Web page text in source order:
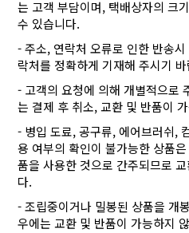
는 고객 부담이며, 택배상자의 크
수 있습니다.
- 주소, 연락처 오류로 인한 반송
락처를 정확하게 기재해 주시기
- 고객의 요청에 의해 개별적으로
는 결제 후 취소, 교환 및 반품이
- 병입 도료, 공구류, 에어브러쉬,
용 여부의 확인이 불가능한 상품
품을 사용한 것으로 간주되므로
다.
- 조립중이거나 밀봉된 상품을 개
우에는 교환 및 반품이 가능하지